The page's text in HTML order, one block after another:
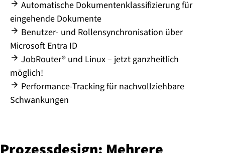
Automatische Dokumentenklassifizierung für
eingehende Dokumente
Benutzer- und Rollensynchronisation über
Microsoft Entra ID
JobRouter® und Linux – jetzt ganzheitlich
möglich!
Performance-Tracking für nachvollziehbare
Schwankungen